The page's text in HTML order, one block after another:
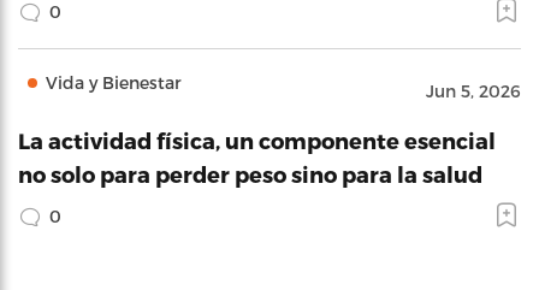
0
Vida y Bienestar Jun 5, 2026
La actividad física, un componente esencial
no solo para perder peso sino para la salud
0